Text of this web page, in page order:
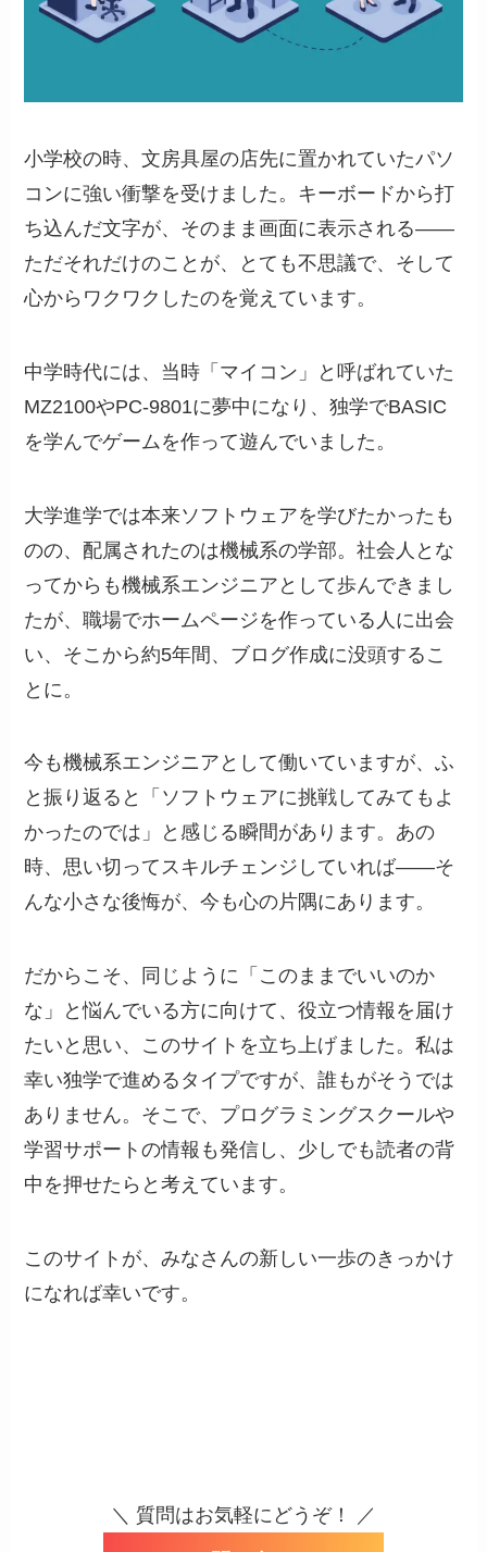
小学校の時、文房具屋の店先に置かれていたパソ
コンに強い衝撃を受けました。キーボードから打
ち込んだ文字が、そのまま画面に表示される——
ただそれだけのことが、とても不思議で、そして
心からワクワクしたのを覚えています。
中学時代には、当時「マイコン」と呼ばれていた
MZ2100やPC-9801に夢中になり、独学でBASIC
を学んでゲームを作って遊んでいました。
大学進学では本来ソフトウェアを学びたかったも
のの、配属されたのは機械系の学部。社会人とな
ってからも機械系エンジニアとして歩んできまし
たが、職場でホームページを作っている人に出会
い、そこから約5年間、ブログ作成に没頭するこ
とに。
今も機械系エンジニアとして働いていますが、ふ
と振り返ると「ソフトウェアに挑戦してみてもよ
かったのでは」と感じる瞬間があります。あの
時、思い切ってスキルチェンジしていれば——そ
んな小さな後悔が、今も心の片隅にあります。
だからこそ、同じように「このままでいいのか
な」と悩んでいる方に向けて、役立つ情報を届け
たいと思い、このサイトを立ち上げました。私は
幸い独学で進めるタイプですが、誰もがそうでは
ありません。そこで、プログラミングスクールや
学習サポートの情報も発信し、少しでも読者の背
中を押せたらと考えています。
このサイトが、みなさんの新しい一歩のきっかけ
になれば幸いです。
＼ 質問はお気軽にどうぞ！ ／